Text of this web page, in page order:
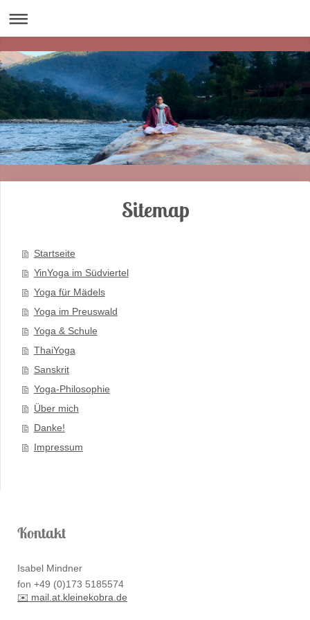
Sitemap
Startseite
YinYoga im Südviertel
Yoga für Mädels
Yoga im Preuswald
Yoga & Schule
ThaiYoga
Sanskrit
Yoga-Philosophie
Über mich
Danke!
Impressum
Kontakt
Isabel Mindner
fon +49 (0)173 5185574
✉️ mail.at.kleinekobra.de